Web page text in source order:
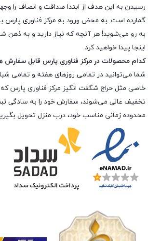
رسیدن به این هدف از ابتدا صداقت و انصاف را
گمارده است. به محض ورود به مرکز فناوری پارس
به رو می‌شوید! هر آنچه که نیاز دارید و به ذهن
اینجا پیدا خواهید کرد.
کدام محصولات در مرکز فناوری پارس قابل سفارش
شما می‌توانید در تمامی روزهای هفته و تمامی
خاصی مثل حراج شگفت انگیز مرکز فناوری پارس
تخفیف عالی می‌شوند، سفارش خود را به سادگی
محدوده زمانی مناسب خود، درب منزل تحویل